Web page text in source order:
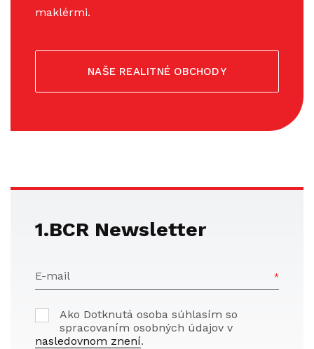
maklérmi.
NAŠE REALITNÉ OBCHODY
1.BCR Newsletter
E-mail
Ako Dotknutá osoba súhlasím so
spracovaním osobných údajov v
nasledovnom znení.